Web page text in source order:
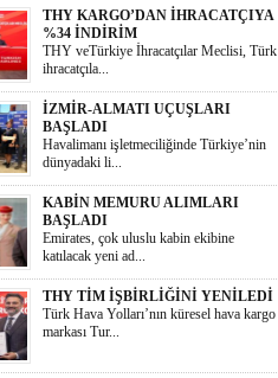
THY KARGO’DAN İHRACATÇIYA
%34 İNDİRİM
THY veTürkiye İhracatçılar Meclisi, Türk
ihracatçıla...
İZMİR-ALMATI UÇUŞLARI
BAŞLADI
Havalimanı işletmeciliğinde Türkiye’nin
dünyadaki li...
KABİN MEMURU ALIMLARI
BAŞLADI
Emirates, çok uluslu kabin ekibine
katılacak yeni ad...
THY TİM İŞBİRLİĞİNİ YENİLEDİ
Türk Hava Yolları’nın küresel hava kargo
markası Tur...